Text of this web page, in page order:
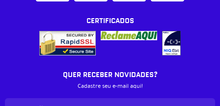
CERTIFICADOS
QUER RECEBER NOVIDADES?
Cadastre seu e-mail aqui!